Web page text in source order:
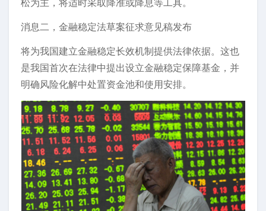
松为主，将适时采取降准或降息等工具。
消息二，金融稳定法草案征求意见稿发布
将为我国建立金融稳定长效机制提供法律依据。这也
是我国首次在法律中提出设立金融稳定保障基金，并
明确风险化解中处置资金池和使用安排。